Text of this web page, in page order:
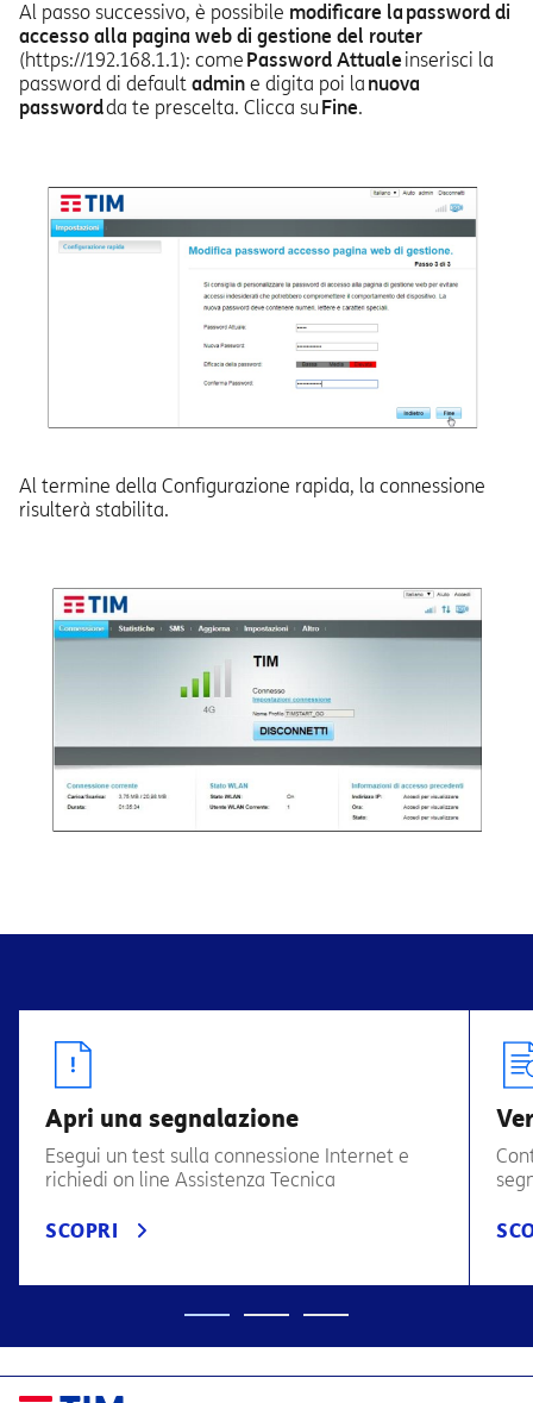
Al passo successivo, è possibile modificare la password di
accesso alla pagina web di gestione del router
(https://192.168.1.1): come Password Attuale inserisci la
password di default admin e digita poi la nuova
passwordda te prescelta. Clicca su Fine.
Al termine della Configurazione rapida, la connessione
risulterà stabilita.
Apri una segnalazione
Esegui un test sulla connessione Internet e
richiedi on line Assistenza Tecnica
SCOPRI